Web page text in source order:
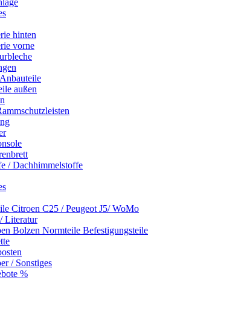
hinten
vorne
außen
/ Dachhimmelstoffe
Citroen C25 / Peugeot J5/ WoMo
Literatur
Bolzen Normteile Befestigungsteile
/ Sonstiges
%